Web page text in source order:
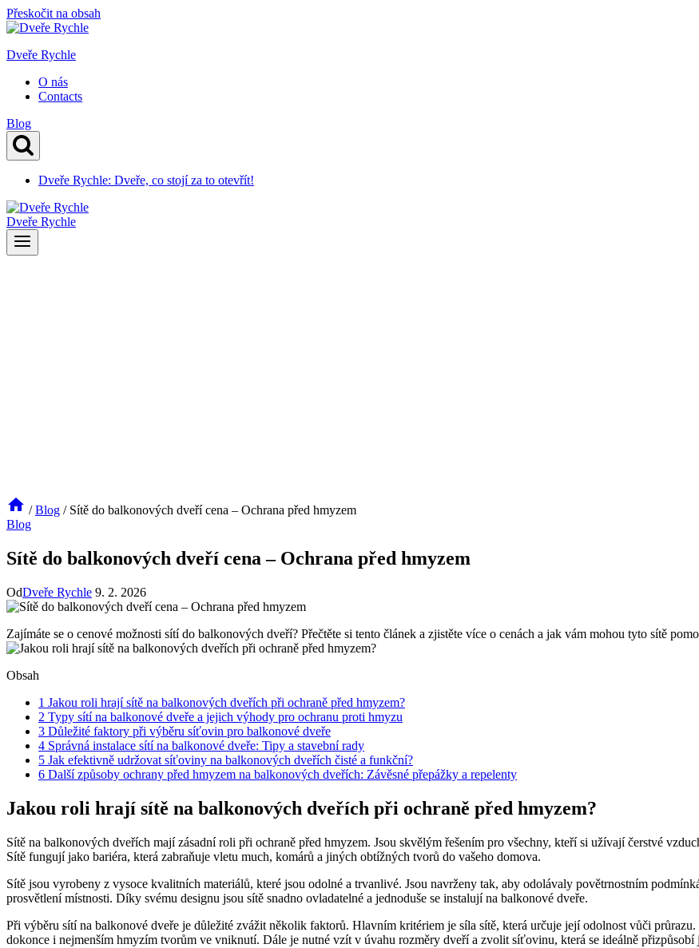
Přeskočit na obsah
Dveře Rychle
O nás
Contacts
Blog
Dveře Rychle: Dveře, co stojí za to otevřít!
Dveře Rychle
/ Blog / Sítě do balkonových dveří cena – Ochrana před hmyzem
Blog
Sítě do balkonových dveří cena – Ochrana před hmyzem
OdDveře Rychle 9. 2. 2026
Zajímáte se o cenové možnosti sítí do balkonových dveří? Přečtěte si tento článek a zjistěte více o cenách a jak vám mohou tyto sítě
Obsah
1 Jakou roli hrají sítě na balkonových dveřích při ochraně před hmyzem?
2 Typy sítí na balkonové dveře a jejich výhody pro ochranu proti hmyzu
3 Důležité faktory při výběru síťovin pro balkonové dveře
4 Správná instalace sítí na balkonové dveře: Tipy a stavební rady
5 Jak efektivně udržovat síťoviny na balkonových dveřích čisté a funkční?
6 Další způsoby ochrany před hmyzem na balkonových dveřích: Závěsné přepážky a repelenty
Jakou roli hrají sítě na balkonových dveřích při ochraně před hmyzem?
Sítě na balkonových dveřích mají zásadní roli při ochraně před hmyzem. Jsou skvělým řešením pro všechny, kteří si užívají čerstvé
Sítě fungují jako bariéra, která zabraňuje vletu much, komárů a jiných obtížných tvorů do vašeho domova.
Sítě jsou vyrobeny z vysoce kvalitních materiálů, které jsou odolné a trvanlivé. Jsou navrženy tak, aby odolávaly povětrnostním
prosvětlení místnosti. Díky svému designu jsou sítě snadno ovladatelné a jednoduše se instalují na balkonové dveře.
Při výběru sítí na balkonové dveře je důležité zvážit několik faktorů. Hlavním kritériem je síla sítě, která určuje její odolnost vůči
dokonce i nejmenším hmyzím tvorům ve vniknutí. Dále je nutné vzít v úvahu rozměry dveří a zvolit síťovinu, která se ideálně